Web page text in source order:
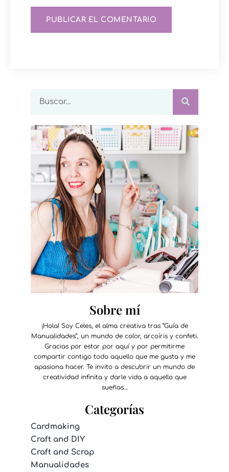
Sobre mí
¡Hola! Soy Celes, el alma creativa tras “Guía de
Manualidades”, un mundo de color, arcoíris y confeti.
Gracias por estar por aquí y por permitirme
compartir contigo todo aquello que me gusta y me
apasiona hacer. Te invito a descubrir un mundo de
creatividad infinita y darle vida a aquello que
sueñas…
Categorías
Cardmaking
Craft and DIY
Craft and Scrap
Manualidades